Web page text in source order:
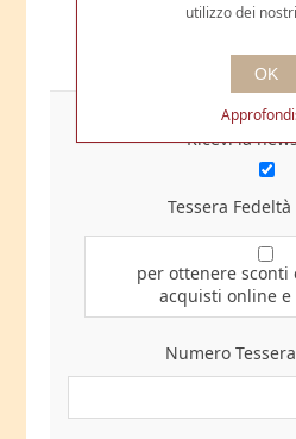
Ricevi la
Tessera
per ottenere sconti
acquisti online
Numero
utilizzo dei
OK